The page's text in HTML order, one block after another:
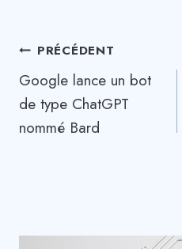
Navigation
de
l’article
PRÉCÉDENT
Google lance un bot
de type ChatGPT
nommé Bard